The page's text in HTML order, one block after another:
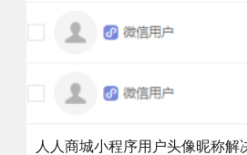
人人商城小程序用户头像昵称解